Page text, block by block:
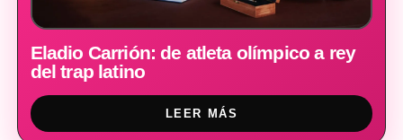
Eladio Carrión: de atleta olímpico a rey
del trap latino
LEER MÁS